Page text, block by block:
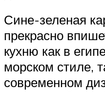
Сине-зеленая
прекрасно
кухню как в
морском стиле,
современном